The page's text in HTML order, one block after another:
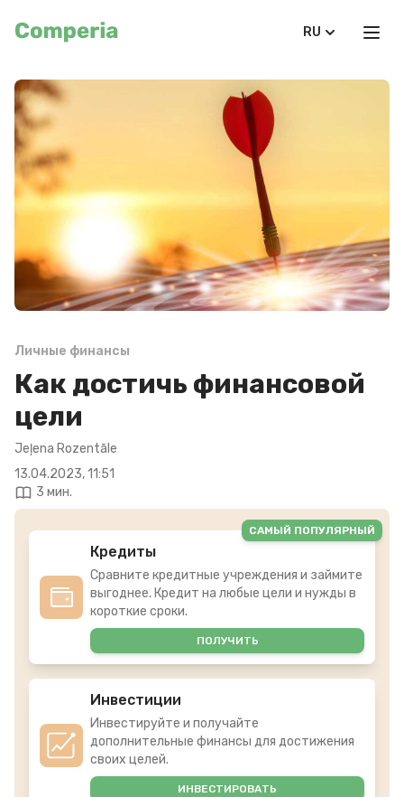
RU
Личные финансы
Как достичь финансовой
цели
Jeļena Rozentāle
13.04.2023, 11:51
3 мин.
Кредиты
Сравните кредитные учреждения и займите
выгоднее. Кредит на любые цели и нужды в
короткие сроки.
ПОЛУЧИТЬ
САМЫЙ ПОПУЛЯРНЫЙ
Инвестиции
Инвестируйте и получайте
дополнительные финансы для достижения
своих целей.
ИНВЕСТИРОВАТЬ